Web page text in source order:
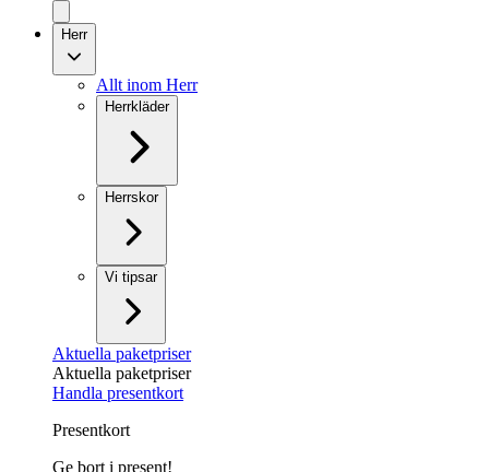
Herr
Allt inom Herr
Herrkläder
Herrskor
Vi tipsar
Aktuella paketpriser
Aktuella paketpriser
Handla presentkort
Presentkort
Ge bort i present!